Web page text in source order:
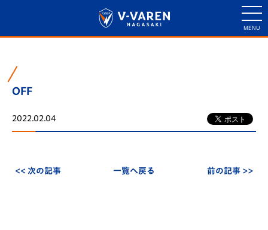
OFF
2022.02.04
<< 次の記事 一覧へ戻る 前の記事 >>